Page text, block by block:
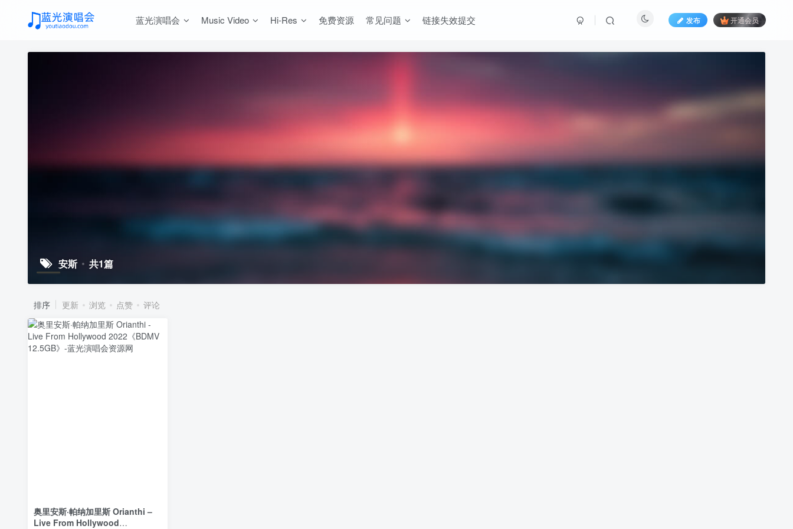
蓝光演唱会 Music Video Hi-Res 免费资源 常见问题 链接失效提交 发布 开通会员
安斯 共1篇
排序 更新 浏览 点赞 评论
奥里安斯·帕纳加里斯 Orianthi –
Live From Hollywood